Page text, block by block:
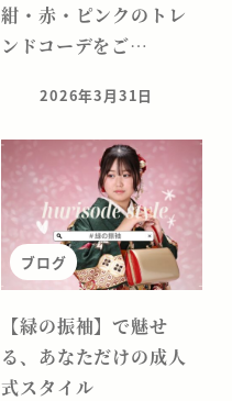
紺・赤・ピンクのトレ
ンドコーデをご…
投稿日
2026年3月31日
ブログ
【緑の振袖】で魅せ
る、あなただけの成人
式スタイル